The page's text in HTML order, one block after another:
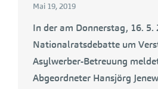
Mai 19, 2019
In der am Donnerstag, 16. 5.
Nationalratsdebatte um
Asylwerber-Betreuung
Abgeordneter Hansjörg